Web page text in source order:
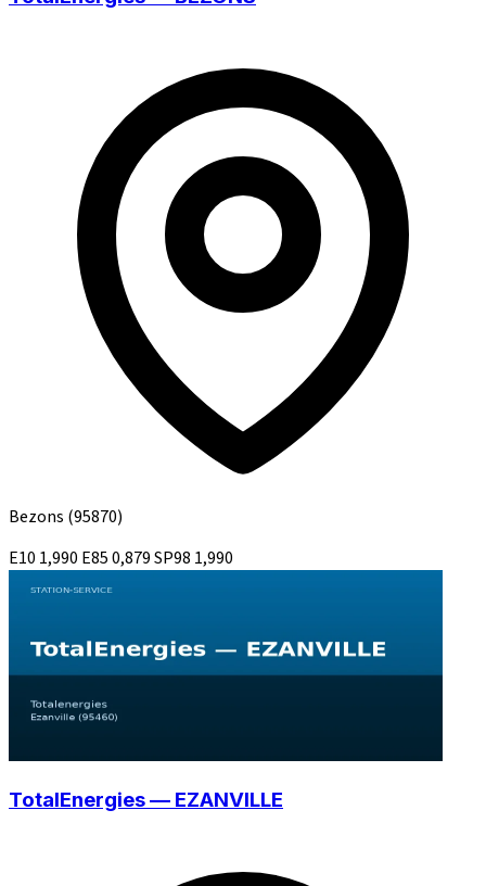
Bezons (95870)
E10 1,990 E850,879SP98 1,990
TotalEnergies — EZANVILLE